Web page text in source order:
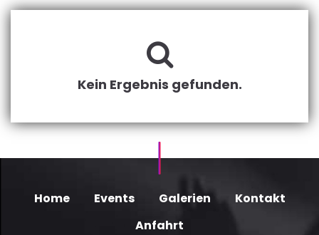
Kein Ergebnis gefunden.
Home Events Galerien
Kontakt
Anfahrt